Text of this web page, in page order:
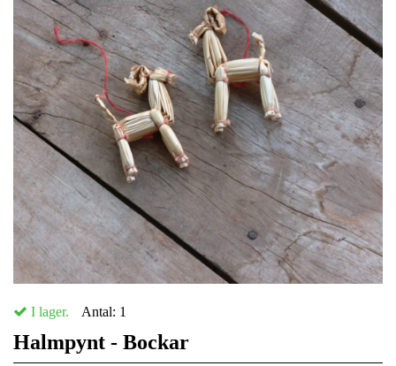
I lager. Antal: 1
Halmpynt - Bockar